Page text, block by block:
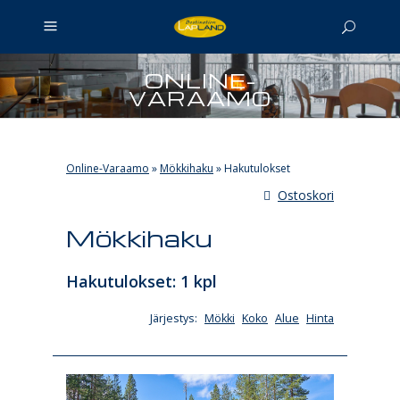
ONLINE-
VARAAMO
Online-Varaamo »Mökkihaku »Hakutulokset
Ostoskori
Mökkihaku
Hakutulokset: 1 kpl
Järjestys: Mökki Koko Alue Hinta